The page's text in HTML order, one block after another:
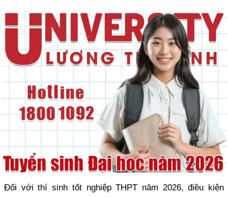
Đối với thí sinh tốt nghiệp THPT năm 2026, điều kiện